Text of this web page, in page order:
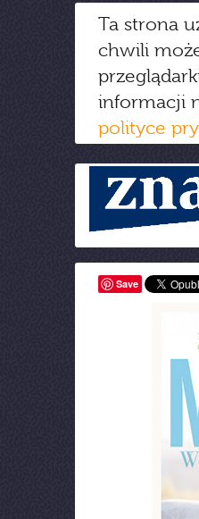
Ta strona
chwili
informacji
polityce
Save